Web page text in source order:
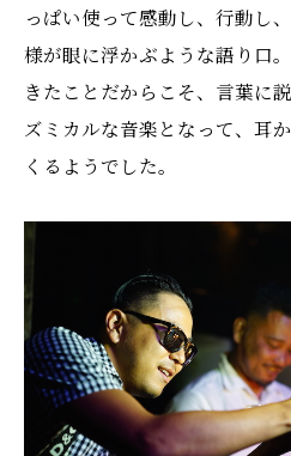
っぱい使って感動し、行動し
様が眼に浮かぶような語り口
きたことだからこそ、言葉に
ズミカルな音楽となって、耳
くるようでした。